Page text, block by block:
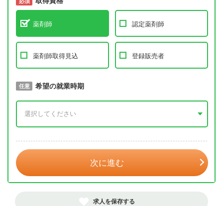
薬剤師 認定薬剤師
薬剤師取得見込 登録販売者
必須 取得予定年
任意 希望の就業時期
次に進む
求人を保存する